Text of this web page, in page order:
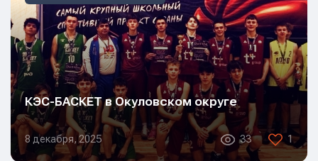
КЭС-БАСКЕТ в Окуловском округе
8 декабря, 2025 33 1